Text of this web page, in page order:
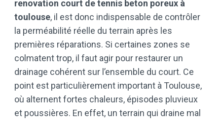
renovation court de tennis beton poreux à
toulouse, il est donc indispensable de contrôler
la perméabilité réelle du terrain après les
premières réparations. Si certaines zones se
colmatent trop, il faut agir pour restaurer un
drainage cohérent sur l’ensemble du court. Ce
point est particulièrement important à Toulouse,
où alternent fortes chaleurs, épisodes pluvieux
et poussières. En effet, un terrain qui draine mal